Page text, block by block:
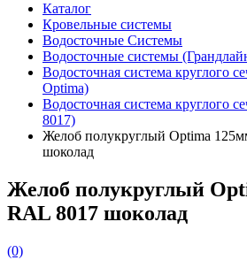
Каталог
Кровельные системы
Водосточные Системы
Водосточные системы
Водосточная система круглого
Optima)
Водосточная система круглого
8017)
Желоб полукруглый Optima
шоколад
Желоб полукруглый
RAL 8017 шоколад
(0)